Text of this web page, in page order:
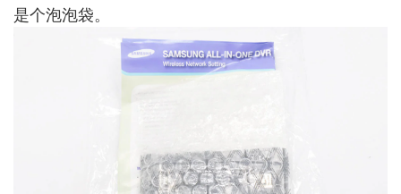
是个泡泡袋。